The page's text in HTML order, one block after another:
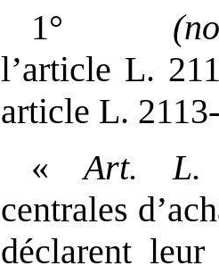
1°
l’article L.
article L.
«Art.
L.
centrales
déclarent